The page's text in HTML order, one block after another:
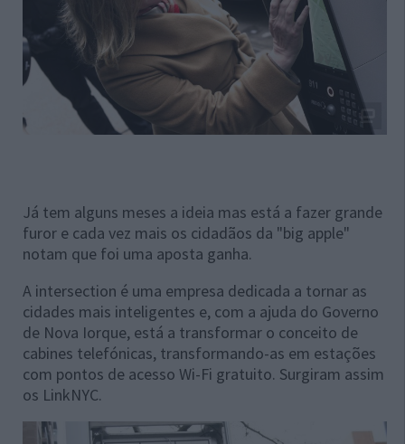
Já tem alguns meses a ideia mas está a fazer grande
furor e cada vez mais os cidadãos da "big apple"
notam que foi uma aposta ganha.
A intersection é uma empresa dedicada a tornar as
cidades mais inteligentes e, com a ajuda do Governo
de Nova Iorque, está a transformar o conceito de
cabines telefónicas, transformando-as em estações
com pontos de acesso Wi-Fi gratuito. Surgiram assim
os LinkNYC.